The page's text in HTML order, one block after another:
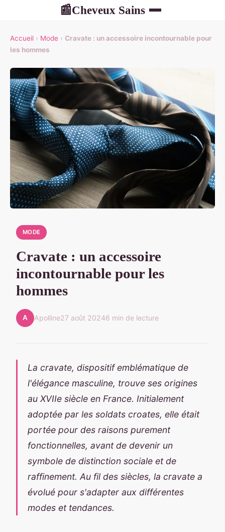
📰Cheveux Sains
Accueil › Mode › Cravate : un accessoire incontournable pour
les hommes
MODE
Cravate : un accessoire
incontournable pour les
hommes
A Apolline27 août 20246 min de lecture
La cravate, dispositif emblématique de
l'élégance masculine, trouve ses origines
au XVIIe siècle en France. Initialement
adoptée par les soldats croates, elle était
portée pour des raisons purement
fonctionnelles, avant de devenir un
symbole de distinction sociale et de
raffinement. Au fil des siècles, la cravate a
évolué pour s'adapter aux différentes
modes et tendances.